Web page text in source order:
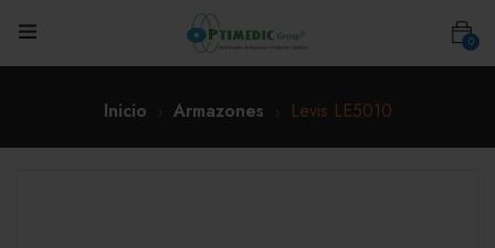
0
Inicio Armazones Levis LE5010